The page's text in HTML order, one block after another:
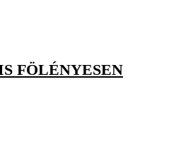
FÖLÉNYESEN